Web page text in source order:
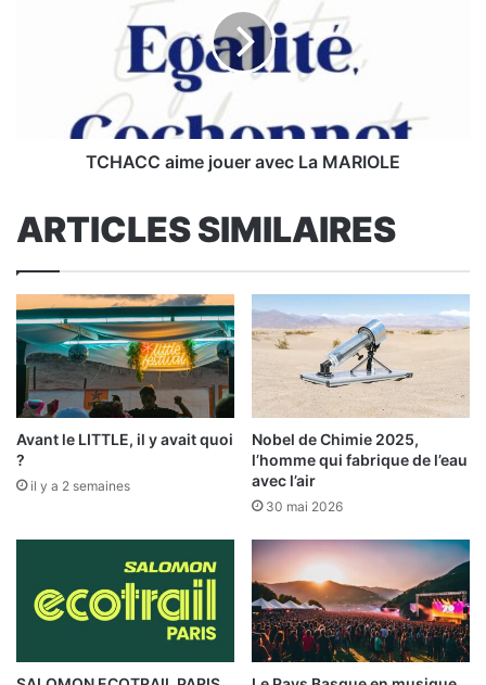
TCHACC aime jouer avec La MARIOLE
ARTICLES SIMILAIRES
Avant le LITTLE, il y avait quoi
?
il y a 2 semaines
Nobel de Chimie 2025,
l’homme qui fabrique de l’eau
avec l’air
30 mai 2026